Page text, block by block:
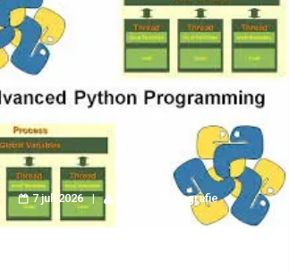
7 juli 2026 insectenfotografie